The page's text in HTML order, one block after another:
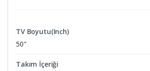
TV Boyutu(Inch)
50"
Takım İçeriği